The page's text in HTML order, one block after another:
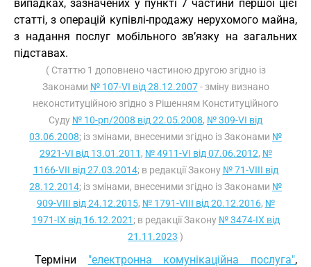
випадках, зазначених у пункті 7 частини першої цієї
статті, з операцій купівлі-продажу нерухомого майна,
з надання послуг мобільного зв’язку на загальних
підставах.
( Статтю 1 доповнено частиною другою згідно із
Законами № 107-VI від 28.12.2007- зміну визнано
неконституційною згідно з Рішенням Конституційного
Суду № 10-рп/2008 від 22.05.2008, № 309-VI від
03.06.2008; із змінами, внесеними згідно із Законами №
2921-VI від 13.01.2011 , № 4911-VI від 07.06.2012, №
1166-VII від 27.03.2014; в редакції Закону № 71-VIII від
28.12.2014; із змінами, внесеними згідно із Законами №
909-VIII від 24.12.2015, № 1791-VIII від 20.12.2016, №
1971-IX від 16.12.2021 ; в редакції Закону № 3474-IX від
21.11.2023 )
Терміни "електронна комунікаційна послуга",